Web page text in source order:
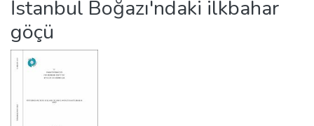
Request/Question
İstanbul Boğazı'ndaki ilkbahar
göçü